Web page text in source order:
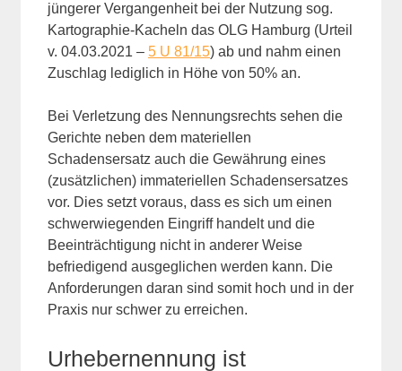
jüngerer Vergangenheit bei der Nutzung sog.
Kartographie-Kacheln das OLG Hamburg (Urteil
v. 04.03.2021 – 5 U 81/15) ab und nahm einen
Zuschlag lediglich in Höhe von 50% an.
Bei Verletzung des Nennungsrechts sehen die
Gerichte neben dem materiellen
Schadensersatz auch die Gewährung eines
(zusätzlichen) immateriellen Schadensersatzes
vor. Dies setzt voraus, dass es sich um einen
schwerwiegenden Eingriff handelt und die
Beeinträchtigung nicht in anderer Weise
befriedigend ausgeglichen werden kann. Die
Anforderungen daran sind somit hoch und in der
Praxis nur schwer zu erreichen.
Urhebernennung ist